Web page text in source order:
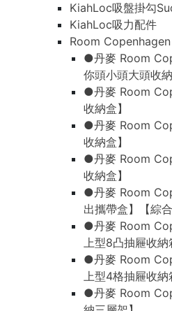
KiahLoc吸盤掛勾
KiahLoc吸力配件
Room
●丹麥 Room
你頭小頭大頭收納
●丹麥 Room
收納盒】
●丹麥 Room
收納盒】
●丹麥 Room
收納盒】
●丹麥 Room
出攜帶盒】【綜合
●丹麥 Room
上型8凸抽屜收納
●丹麥 Room
上型4格抽屜收納
●丹麥 Room